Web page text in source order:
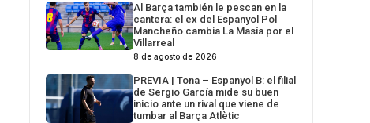
Al Barça también le pescan en la
cantera: el ex del Espanyol Pol
Mancheño cambia La Masía por el
Villarreal
8 de agosto de 2026
PREVIA | Tona – Espanyol B: el filial
de Sergio García mide su buen
inicio ante un rival que viene de
tumbar al Barça Atlètic